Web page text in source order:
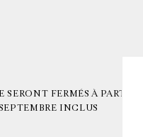
SERONT FERMÉS À PARTIR
INCLUS